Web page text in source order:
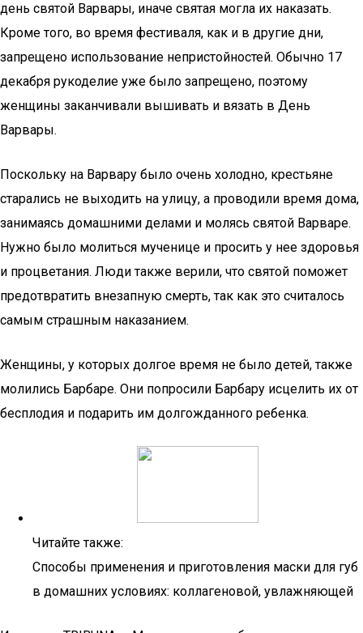
день святой Варвары, иначе святая могла их наказать.
Кроме того, во время фестиваля, как и в другие дни,
запрещено использование непристойностей. Обычно 17
декабря рукоделие уже было запрещено, поэтому
женщины заканчивали вышивать и вязать в День
Варвары.
Поскольку на Варвару было очень холодно, крестьяне
старались не выходить на улицу, а проводили время дома,
занимаясь домашними делами и молясь святой Варваре.
Нужно было молиться мученице и просить у нее здоровья
и процветания. Люди также верили, что святой поможет
предотвратить внезапную смерть, так как это считалось
самым страшным наказанием.
Женщины, у которых долгое время не было детей, также
молились Барбаре. Они попросили Барбару исцелить их от
бесплодия и подарить им долгожданного ребенка.
Читайте также:
Способы применения и приготовления маски для губ
в домашних условиях: коллагеновой, увлажняющей